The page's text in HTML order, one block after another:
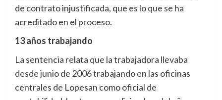
de contrato injustificada, que es lo que se ha
acreditado en el proceso.
13 años trabajando
La sentencia relata que la trabajadora llevaba
desde junio de 2006 trabajando en las oficinas
centrales de Lopesan como oficial de